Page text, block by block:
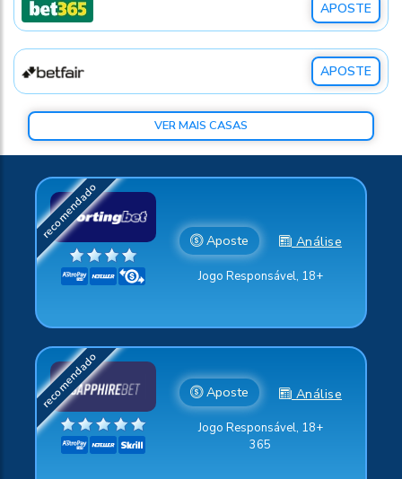
APOSTE
APOSTE
VER MAIS CASAS
Aposte Análise
Jogo Responsável, 18+
Aposte Análise
Jogo Responsável, 18+
365